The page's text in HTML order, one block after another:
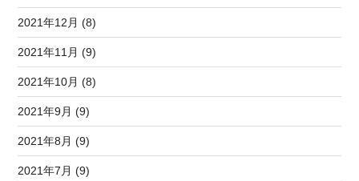
2021年12月 (8)
2021年11月 (9)
2021年10月 (8)
2021年9月 (9)
2021年8月 (9)
2021年7月 (9)